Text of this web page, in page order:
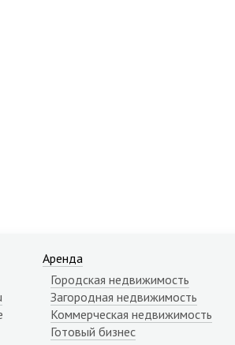
Аренда
Городская недвижимость
Загородная недвижимость
Коммерческая недвижимость
Готовый бизнес